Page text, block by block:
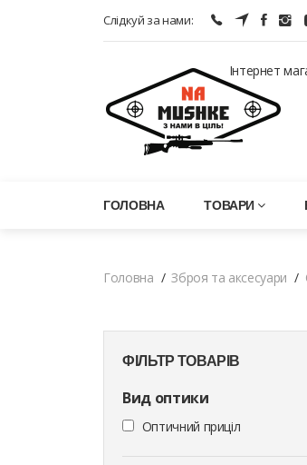
Слідкуй за нами:
Інтернет
ГОЛОВНА ТОВАРИ
Головна Зброя та аксесуари
ФІЛЬТР ТОВАРІВ
Вид оптики
Оптичний приціл